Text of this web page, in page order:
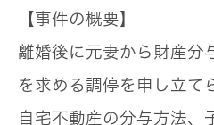
【事件の概要】
離婚後に元妻から財産分
を求める調停を申し立て
自宅不動産の分与方法、